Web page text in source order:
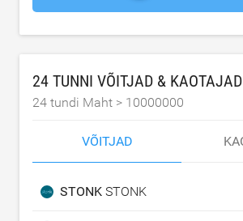
24 TUNNI VÕITJAD & KAOTAJAD
24 tundi Maht > 10000000
VÕITJAD
STONK STONK